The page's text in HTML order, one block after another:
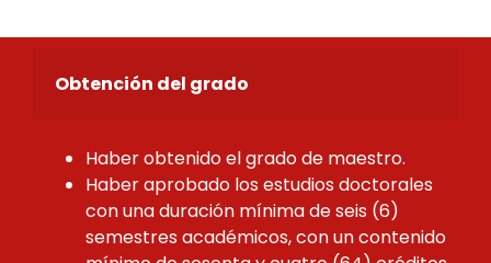
Obtención del grado
Haber obtenido el grado de maestro.
Haber aprobado los estudios doctorales
con una duración mínima de seis (6)
semestres académicos, con un contenido